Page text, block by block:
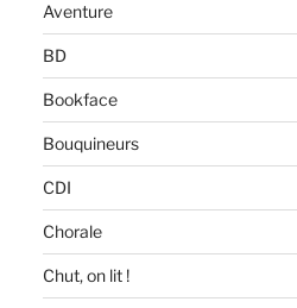
Aventure
BD
Bookface
Bouquineurs
CDI
Chorale
Chut, on lit !